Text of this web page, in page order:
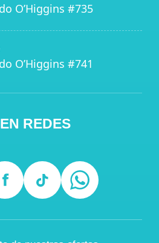
O’Higgins #735
O’Higgins #741
REDES